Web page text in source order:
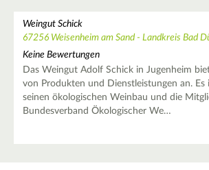
Weingut Schick
67256 Weisenheim am Sand - Landkreis Bad
Keine Bewertungen
Das Weingut Adolf Schick in Jugenheim
von Produkten und Dienstleistungen an.
seinen ökologischen Weinbau und die
Bundesverband Ökologischer We…